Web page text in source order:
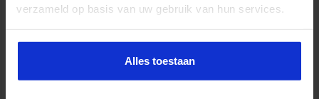
verzameld op basis van uw gebruik van hun services.
Alles toestaan
kunnen zijn op de strategie van uw bedrijf. Politieke
besluitvorming, snel veranderende omstandigheden in de markt